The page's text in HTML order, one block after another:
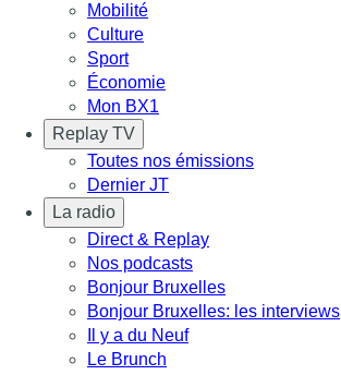
Mobilité
Culture
Sport
Économie
Mon BX1
Replay TV
Toutes nos émissions
Dernier JT
La radio
Direct & Replay
Nos podcasts
Bonjour Bruxelles
Bonjour Bruxelles: les interviews
Il y a du Neuf
Le Brunch